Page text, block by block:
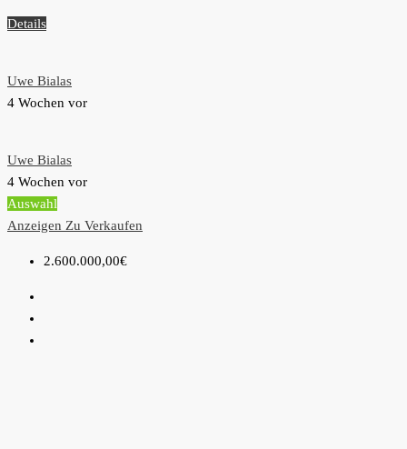
Details
Uwe Bialas
4 Wochen vor
Uwe Bialas
4 Wochen vor
Auswahl
Anzeigen Zu Verkaufen
2.600.000,00€